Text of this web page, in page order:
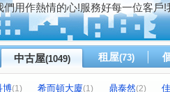
們用作熱情的心!服務好每一位客戶!
中古屋(1049) 租屋(73)
博(1) 希而頓大廈(1) 鼎泰然(2)